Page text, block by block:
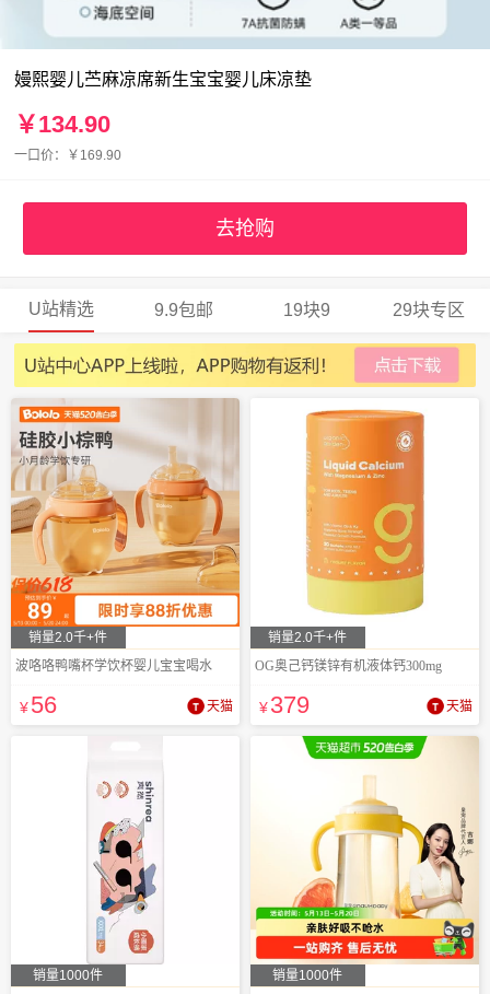
嫚熙婴儿苎麻凉席新生宝宝婴儿床凉垫
￥134.90
一口价：￥169.90
去抢购
U站精选 9.9包邮 19块9 29块专区
销量2.0千+件
波咯咯鸭嘴杯学饮杯婴儿宝宝喝水
¥56 天猫
销量2.0千+件
OG奥己钙镁锌有机液体钙300mg
¥379 天猫
销量1000件
销量1000件